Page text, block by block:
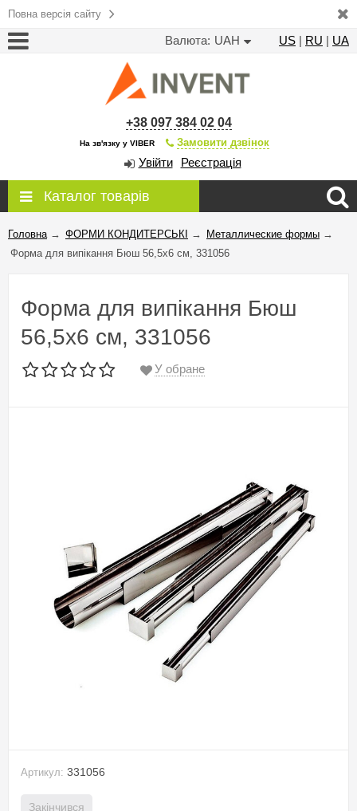
Повна версія сайту
Валюта: UAH US | RU | UA
+38 097 384 02 04
На зв'язку у VIBER Замовити дзвінок
Увійти Реєстрація
Каталог товарів
Головна → ФОРМИ КОНДИТЕРСЬКІ → Металлические формы →
Форма для випікання Бюш 56,5x6 см, 331056
Форма для випікання Бюш
56,5x6 см, 331056
У обране
Артикул: 331056
Закінчився